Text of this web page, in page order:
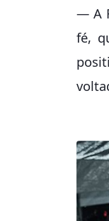
— A
fé,